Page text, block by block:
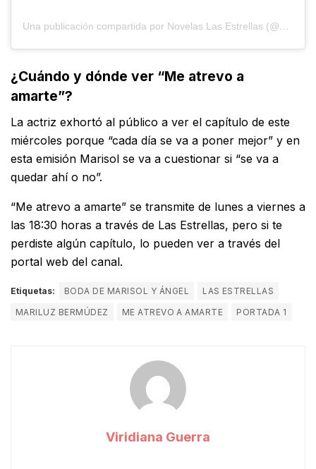
Una publicación compartida por Novelas Las Estrellas (@novelaslasestrellas)
¿Cuándo y dónde ver “Me atrevo a
amarte”?
La actriz exhortó al público a ver el capítulo de este
miércoles porque “cada día se va a poner mejor” y en
esta emisión Marisol se va a cuestionar si “se va a
quedar ahí o no”.
“Me atrevo a amarte” se transmite de lunes a viernes a
las 18:30 horas a través de Las Estrellas, pero si te
perdiste algún capítulo, lo pueden ver a través del
portal web del canal.
Etiquetas: BODA DE MARISOL Y ÁNGEL
LAS ESTRELLAS
MARILUZ BERMÚDEZ
ME ATREVO A AMARTE PORTADA 1
Viridiana Guerra